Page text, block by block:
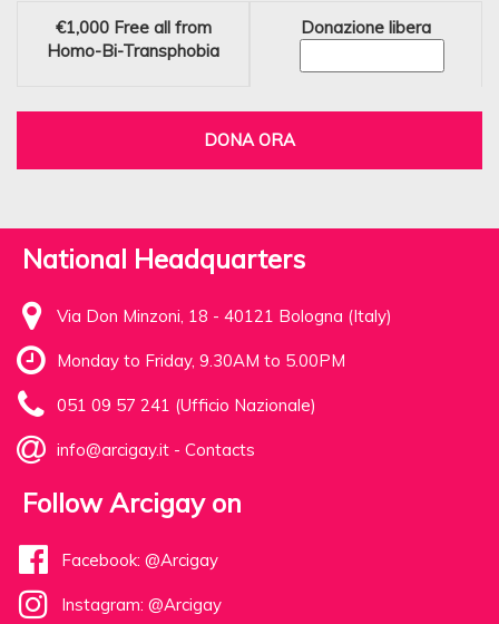
€1,000 Free all from
Homo-Bi-Transphobia
Donazione libera
DONA ORA
National Headquarters
Via Don Minzoni, 18 - 40121 Bologna (Italy)
Monday to Friday, 9.30AM to 5.00PM
051 09 57 241 (Ufficio Nazionale)
info@arcigay.it - Contacts
Follow Arcigay on
Facebook: @Arcigay
Instagram: @Arcigay